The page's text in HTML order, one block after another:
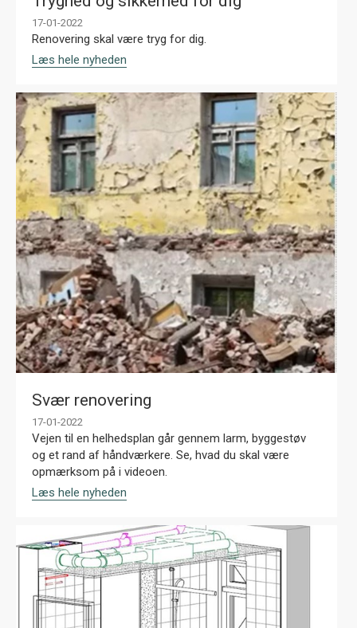
17-01-2022
Renovering skal være tryg for dig.
Læs hele nyheden
Svær renovering
17-01-2022
Vejen til en helhedsplan går gennem larm, byggestøv
og et rand af håndværkere. Se, hvad du skal være
opmærksom på i videoen.
Læs hele nyheden